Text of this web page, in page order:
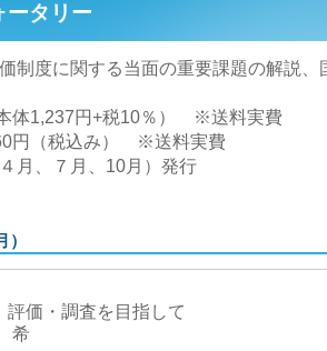
ータリー
制度に関する当面の重要課題の解説
本体1,237円+税10％） ※送料実費
円（税込み） ※送料実費
月、７月、10月）発行
評価・調査を目指して
希